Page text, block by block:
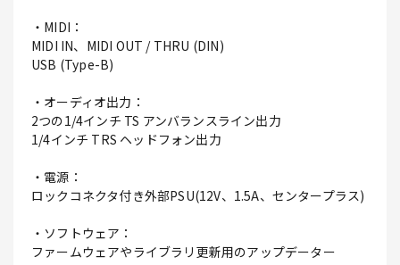
・MIDI：
MIDI IN、MIDI OUT / THRU (DIN)
USB (Type-B)
・オーディオ出力：
2つの1/4インチ TS アンバランスライン出力
1/4インチ TRS ヘッドフォン出力
・電源：
ロックコネクタ付き外部PSU(12V、1.5A、センタープラス)
・ソフトウェア：
ファームウェアやライブラリ更新用のアップデーター